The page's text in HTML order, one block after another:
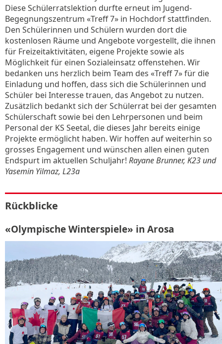
Diese Schülerratslektion durfte erneut im Jugend-
Begegnungszentrum «Treff 7» in Hochdorf stattfinden.
Den Schülerinnen und Schülern wurden dort die
kostenlosen Räume und Angebote vorgestellt, die ihnen
für Freizeitaktivitäten, eigene Projekte sowie als
Möglichkeit für einen Sozialeinsatz offenstehen. Wir
bedanken uns herzlich beim Team des «Treff 7» für die
Einladung und hoffen, dass sich die Schülerinnen und
Schüler bei Interesse trauen, das Angebot zu nutzen.
Zusätzlich bedankt sich der Schülerrat bei der gesamten
Schülerschaft sowie bei den Lehrpersonen und beim
Personal der KS Seetal, die dieses Jahr bereits einige
Projekte ermöglicht haben. Wir hoffen auf weiterhin so
grosses Engagement und wünschen allen einen guten
Endspurt im aktuellen Schuljahr! Rayane Brunner, K23 und
Yasemin Yilmaz, L23a
Rückblicke
«Olympische Winterspiele» in Arosa